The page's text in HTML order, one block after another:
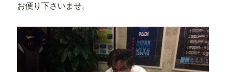
お便り下さいませ。